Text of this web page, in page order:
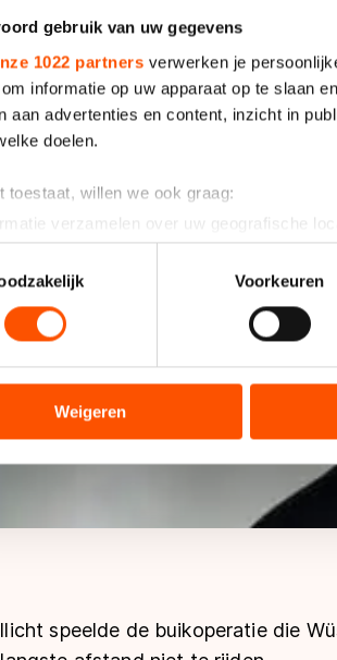
gebruik van uw gegevens
1022 partners verwerken je
informatie op uw apparaat op te slaan
aan advertenties en content, inzicht in
doelen.
toestaat, willen we ook graag:
verzamelen over uw geografische
identificeren door het actief te
over hoe uw persoonlijke gegevens
op elk moment wijzigen of intrekken in
We delen informatie over uw gebruik
Zij kunnen deze combineren met andere
Sommige partners kunnen gegevens
beschermingsniveau geldt volgens de
Voorkeuren
Weigeren
speelde de buikoperatie die